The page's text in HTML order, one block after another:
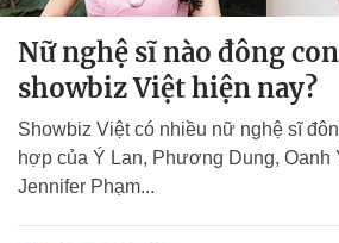
Nữ nghệ sĩ nào đông
showbiz Việt hiện nay?
Showbiz Việt có nhiều nữ nghệ sĩ
hợp của Ý Lan, Phương Dung, Oanh
Jennifer Phạm...